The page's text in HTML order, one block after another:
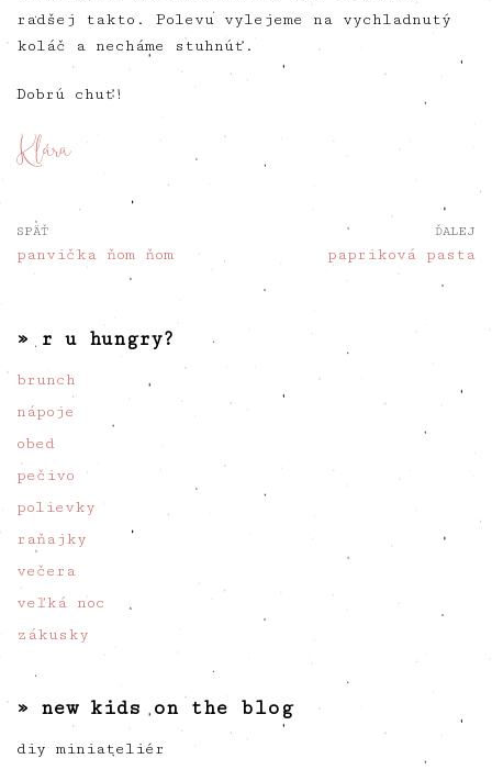
radšej takto. Polevu vylejeme na vychladnutý
koláč a necháme stuhnúť.
Dobrú chuť!
SPÄŤ
panvička ňom ňom
ĎALEJ
papriková pasta
» r u hungry?
brunch
nápoje
obed
pečivo
polievky
raňajky
večera
veľká noc
zákusky
» new kids on the blog
diy miniateliér